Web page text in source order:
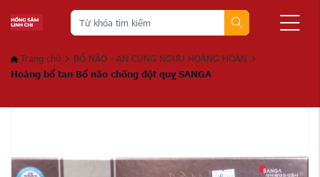
Trang chủ
BỔ NÃO - AN CUNG NGƯU HOÀNG HOÀN
Hoàng bổ tan Bổ não chống đột quỵ SANGA